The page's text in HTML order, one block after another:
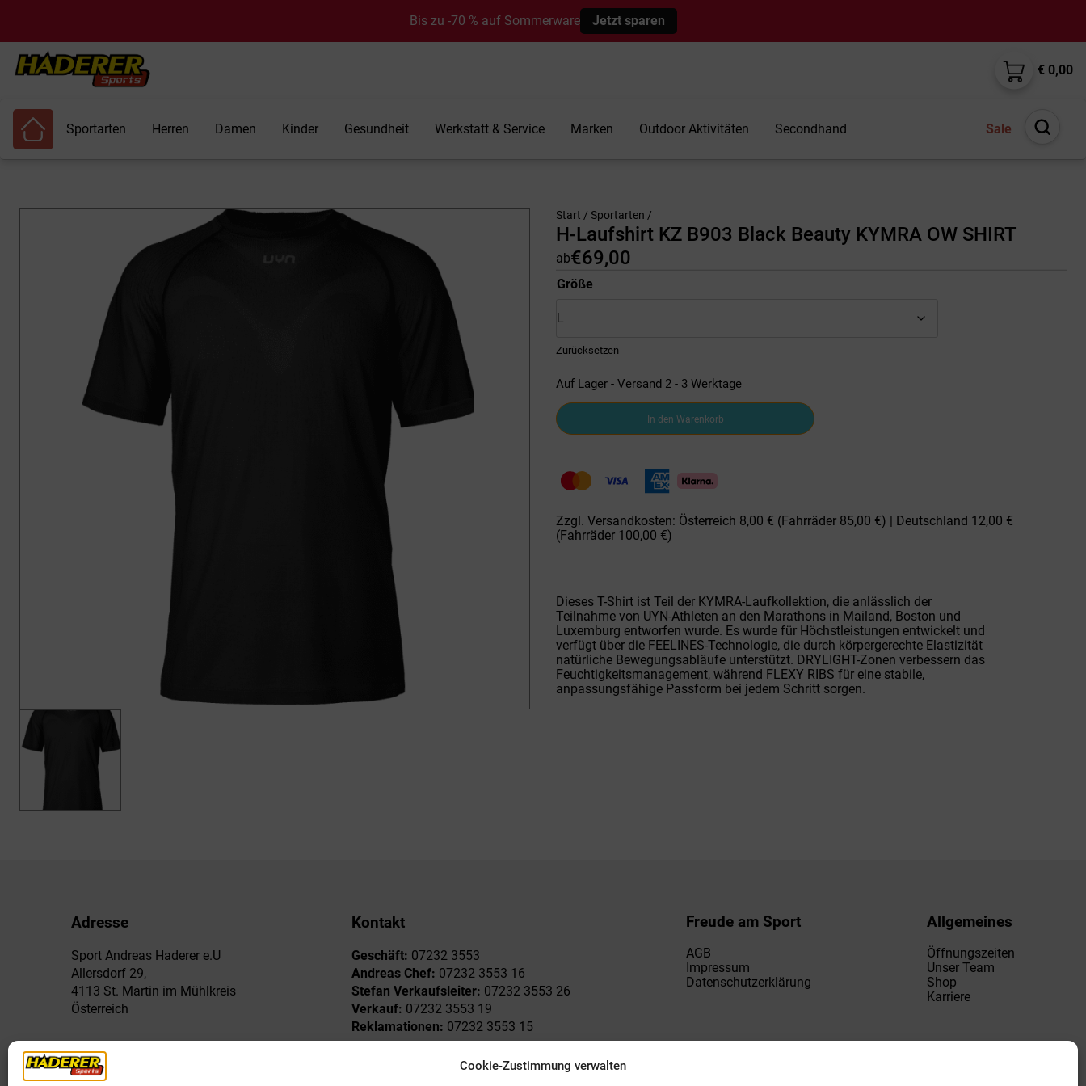
Cookie-Zustimmung verwalten
Bis zu -70 % auf Sommerware Jetzt sparen
€ 0,00
Sportarten Herren Damen Kinder Gesundheit Werkstatt & Service Marken Outdoor Aktivitäten Secondhand Sale
Suche
Start / Sportarten /
H-Laufshirt KZ B903 Black Beauty KYMRA OW SHIRT
ab€69,00
Größe
Zurücksetzen
Auf Lager - Versand 2 - 3 Werktage
H-
Laufshirt
KZ
Beauty
KYMRA
SHIRT
Menge
In den Warenkorb
Zzgl. Versandkosten: Österreich 8,00 € (Fahrräder 85,00 €) | Deutschland 12,00 €
(Fahrräder 100,00 €)
Dieses T-Shirt ist Teil der KYMRA-Laufkollektion, die anlässlich der
Teilnahme von UYN-Athleten an den Marathons in Mailand, Boston und
Luxemburg entworfen wurde. Es wurde für Höchstleistungen entwickelt und
verfügt über die FEELINES-Technologie, die durch körpergerechte Elastizität
natürliche Bewegungsabläufe unterstützt. DRYLIGHT-Zonen verbessern das
Feuchtigkeitsmanagement, während FLEXY RIBS für eine stabile,
anpassungsfähige Passform bei jedem Schritt sorgen.
Adresse
Sport Andreas Haderer e.U
Allersdorf 29,
4113 St. Martin im Mühlkreis
Österreich
Kontakt
Geschäft: 07232 3553
Andreas Chef: 07232 3553 16
Stefan Verkaufsleiter: 07232 3553 26
Verkauf: 07232 3553 19
Reklamationen: 07232 3553 15
Freude am Sport
AGB
Impressum
Datenschutzerklärung
Allgemeines
Öffnungszeiten
Unser Team
Shop
Karriere